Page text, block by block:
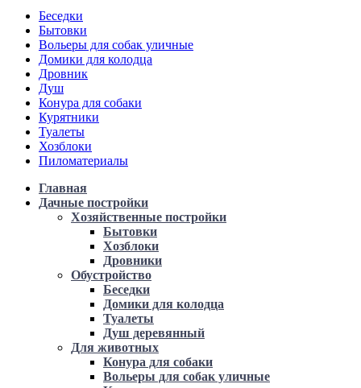
Беседки
Бытовки
Вольеры для собак уличные
Домики для колодца
Дровник
Душ
Конура для собаки
Курятники
Туалеты
Хозблоки
Пиломатериалы
Главная
Дачные постройки
Хозяйственные постройки
Бытовки
Хозблоки
Дровники
Обустройство
Беседки
Домики для колодца
Туалеты
Душ деревянный
Для животных
Конура для собаки
Вольеры для собак уличные